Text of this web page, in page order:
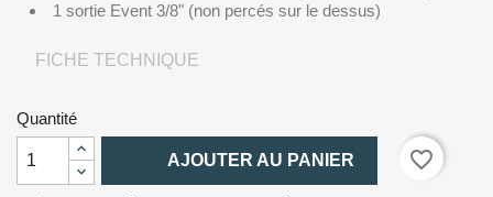
1 sortie Event 3/8" (non percés sur le dessus)
FICHE TECHNIQUE
Quantité
AJOUTER AU PANIER
favorite_border